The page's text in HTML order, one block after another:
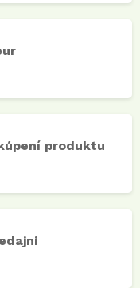
produktu